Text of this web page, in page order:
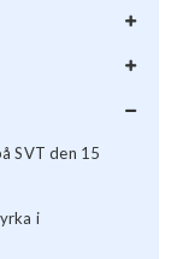
SVT den 15
i